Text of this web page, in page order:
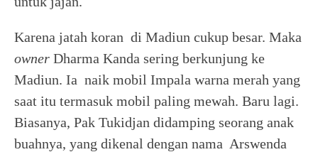
Karena jatah koran di Madiun cukup besar. Maka
owner Dharma Kanda sering berkunjung ke
Madiun. Ia naik mobil Impala warna merah yang
saat itu termasuk mobil paling mewah. Baru lagi.
Biasanya, Pak Tukidjan didamping seorang anak
buahnya, yang dikenal dengan nama Arswenda